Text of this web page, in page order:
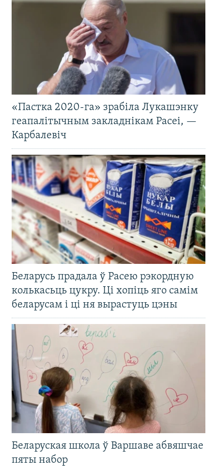
«Пастка 2020-га» зрабіла Лукашэнку
геапалітычным закладнікам Расеі, —
Карбалевіч
Беларусь прадала ў Расею рэкордную
колькасьць цукру. Ці хопіць яго самім
беларусам і ці ня вырастуць цэны
Беларуская школа ў Варшаве абвяшчае
пяты набор